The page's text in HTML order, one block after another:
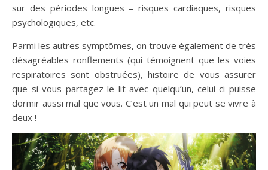
sur des périodes longues – risques cardiaques, risques
psychologiques, etc.
Parmi les autres symptômes, on trouve également de très
désagréables ronflements (qui témoignent que les voies
respiratoires sont obstruées), histoire de vous assurer
que si vous partagez le lit avec quelqu’un, celui-ci puisse
dormir aussi mal que vous. C’est un mal qui peut se vivre à
deux !